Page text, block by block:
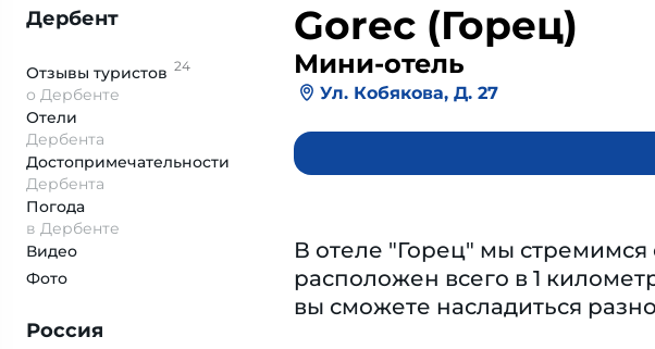
Дербент
Отзывы туристов 24
о Дербенте
Отели
Дербента
Достопримеча­тельности
Дербента
Погода
в Дербенте
Видео
Фото
Россия
Gorec (Горец)
Мини-отель
Ул. Кобякова, Д. 27
В отеле "Горец" мы
расположен всего в 1
вы сможете насладиться